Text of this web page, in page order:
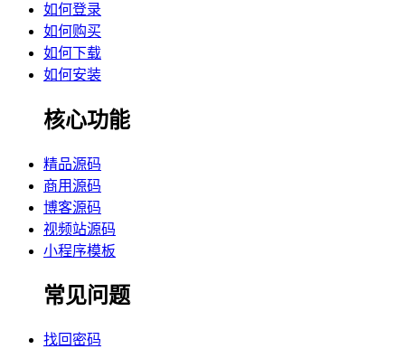
如何登录
如何购买
如何下载
如何安装
核心功能
精品源码
商用源码
博客源码
视频站源码
小程序模板
常见问题
找回密码